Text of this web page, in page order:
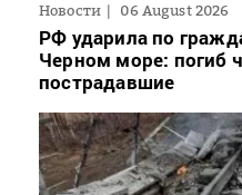
Новости 06 August 2026
РФ ударила по
Черном море: погиб
пострадавшие